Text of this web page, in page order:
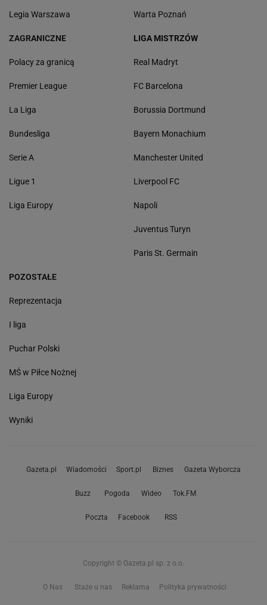
Legia Warszawa Warta Poznań
ZAGRANICZNE
Polacy za granicą
Premier League
La Liga
Bundesliga
Serie A
Ligue 1
Liga Europy
LIGA MISTRZÓW
Real Madryt
FC Barcelona
Borussia Dortmund
Bayern Monachium
Manchester United
Liverpool FC
Napoli
Juventus Turyn
Paris St. Germain
POZOSTAŁE
Reprezentacja
I liga
Puchar Polski
MŚ w Piłce Nożnej
Liga Europy
Wyniki
Gazeta.pl Wiadomości Sport.pl Biznes Gazeta Wyborcza
Buzz Pogoda Wideo Tok.FM
Poczta Facebook RSS
Copyright © Gazeta.pl sp. z o.o.
O Nas Staże u nas Reklama Polityka prywatności